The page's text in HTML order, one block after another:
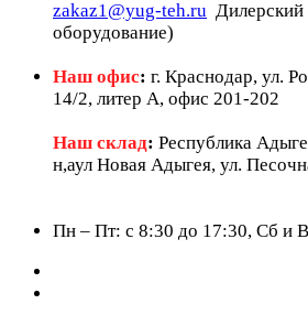
zakaz1@yug-teh.ru Дилерский
оборудование)
Наш офис: г. Краснодар, ул.
14/2, литер А, офис 201-202
Наш склад: Республика
н,аул Новая Адыгея, ул.
Пн – Пт: c 8:30 до 17:30, Сб и